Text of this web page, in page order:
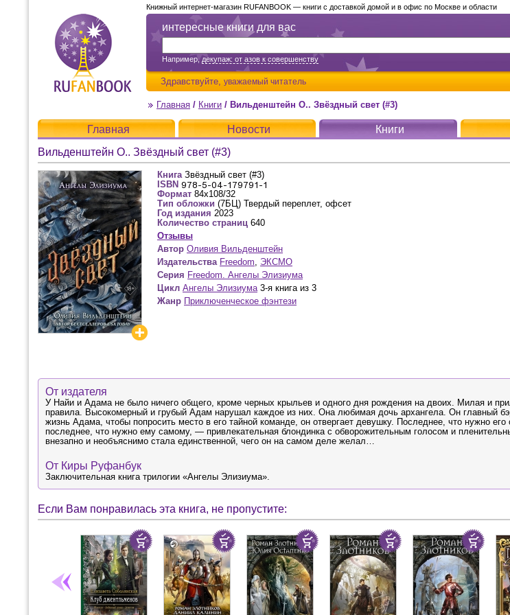
интересные книги для вас
Например,декупаж: от азов к совершенству
Здравствуйте, уважаемый читатель
Книжный интернет-магазин RUFANBOOK — книги с доставкой домой и в офис по Москве и области
Главная / Книги / Вильденштейн О.. Звёздный свет (#3)
Главная Новости Книги
Вильденштейн О.. Звёздный свет (#3)
Книга Звёздный свет (#3)
ISBN
Формат 84x108/32
Тип обложки (7БЦ) Твердый переплет, офсет
Год издания 2023
Количество страниц 640
Отзывы
Автор Оливия Вильденштейн
Издательства Freedom, ЭКСМО
Серия Freedom. Ангелы Элизиума
Цикл Ангелы Элизиума3-я книга из 3
Жанр Приключенческое фэнтези
От издателя
У Найи и Адама не было ничего общего, кроме черных крыльев и одного дня рождения на двоих. Милая и
правила. Высокомерный и грубый Адам нарушал каждое из них. Она любимая дочь архангела. Он главный
жизнь Адама, чтобы попросить место в его тайной команде, он отвергает девушку. Последнее, что нужно
последнее, что нужно ему самому, — привлекательная блондинка с обворожительным голосом и
внезапно и необъяснимо стала единственной, чего он на самом деле желал…
От Киры Руфанбук
Заключительная книга трилогии «Ангелы Элизиума».
Если Вам понравилась эта книга, не пропустите: